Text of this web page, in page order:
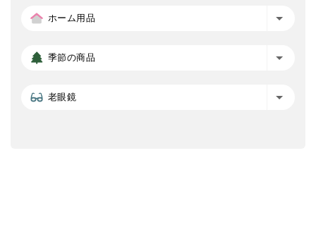
ホーム用品
季節の商品
老眼鏡